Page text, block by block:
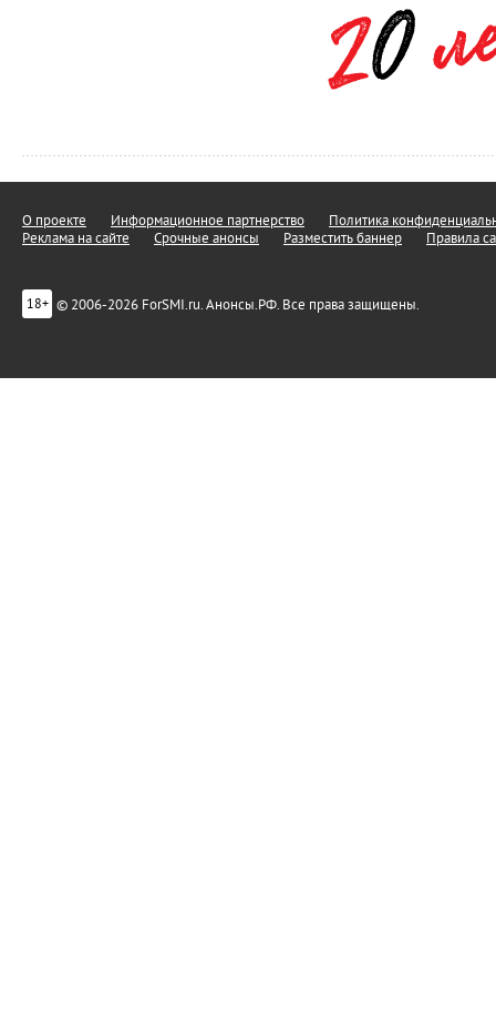
О проекте Информационное партнерство
Политика
Реклама на сайте
Срочные анонсы Разместить баннер Правила
18+ © 2006-2026 ForSMI.ru. Анонсы.РФ. Все права защищены.